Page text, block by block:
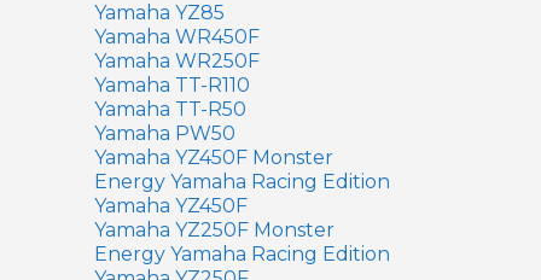
Yamaha YZ85
Yamaha WR450F
Yamaha WR250F
Yamaha TT-R110
Yamaha TT-R50
Yamaha PW50
Yamaha YZ450F Monster
Energy Yamaha Racing Edition
Yamaha YZ450F
Yamaha YZ250F Monster
Energy Yamaha Racing Edition